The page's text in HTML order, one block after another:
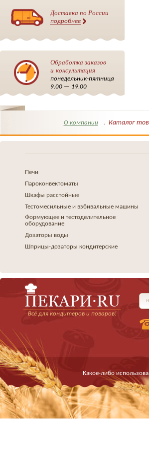
Доставка по России
подробнее
Обработка заказов
и консультация
понедельник-пятница
9.00 — 19.00
О компании Каталог
Печи
Пароконвектоматы
Шкафы расстойные
Тестомесильные и взбивальные машины
Формующее и тестоделительное
оборудование
Дозаторы воды
Шприцы-дозаторы кондитерские
Всё для кондитеров и поваров!
Какое-либо